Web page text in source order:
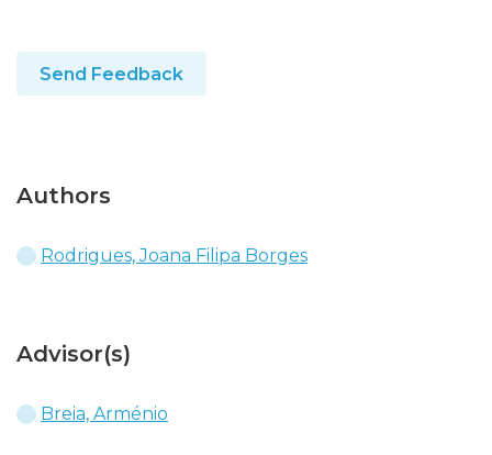
Send Feedback
Authors
Rodrigues, Joana Filipa Borges
Advisor(s)
Breia, Arménio